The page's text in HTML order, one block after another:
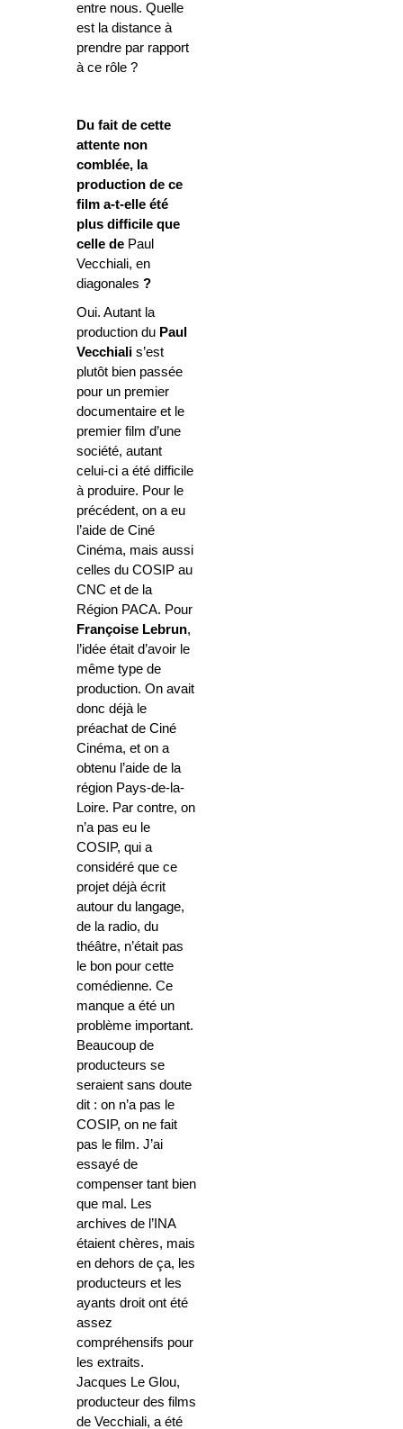
entre nous. Quelle
est la distance à
prendre par rapport
à ce rôle ?
Du fait de cette
attente non
comblée, la
production de ce
film a-t-elle été
plus difficile que
celle de Paul
Vecchiali, en
diagonales ?
Oui. Autant la
production du Paul
Vecchiali s’est
plutôt bien passée
pour un premier
documentaire et le
premier film d’une
société, autant
celui-ci a été difficile
à produire. Pour le
précédent, on a eu
l’aide de Ciné
Cinéma, mais aussi
celles du COSIP au
CNC et de la
Région PACA. Pour
Françoise Lebrun,
l’idée était d’avoir le
même type de
production. On avait
donc déjà le
préachat de Ciné
Cinéma, et on a
obtenu l’aide de la
région Pays-de-la-
Loire. Par contre, on
n’a pas eu le
COSIP, qui a
considéré que ce
projet déjà écrit
autour du langage,
de la radio, du
théâtre, n’était pas
le bon pour cette
comédienne. Ce
manque a été un
problème important.
Beaucoup de
producteurs se
seraient sans doute
dit : on n’a pas le
COSIP, on ne fait
pas le film. J’ai
essayé de
compenser tant bien
que mal. Les
archives de l’INA
étaient chères, mais
en dehors de ça, les
producteurs et les
ayants droit ont été
assez
compréhensifs pour
les extraits.
Jacques Le Glou,
producteur des films
de Vecchiali, a été